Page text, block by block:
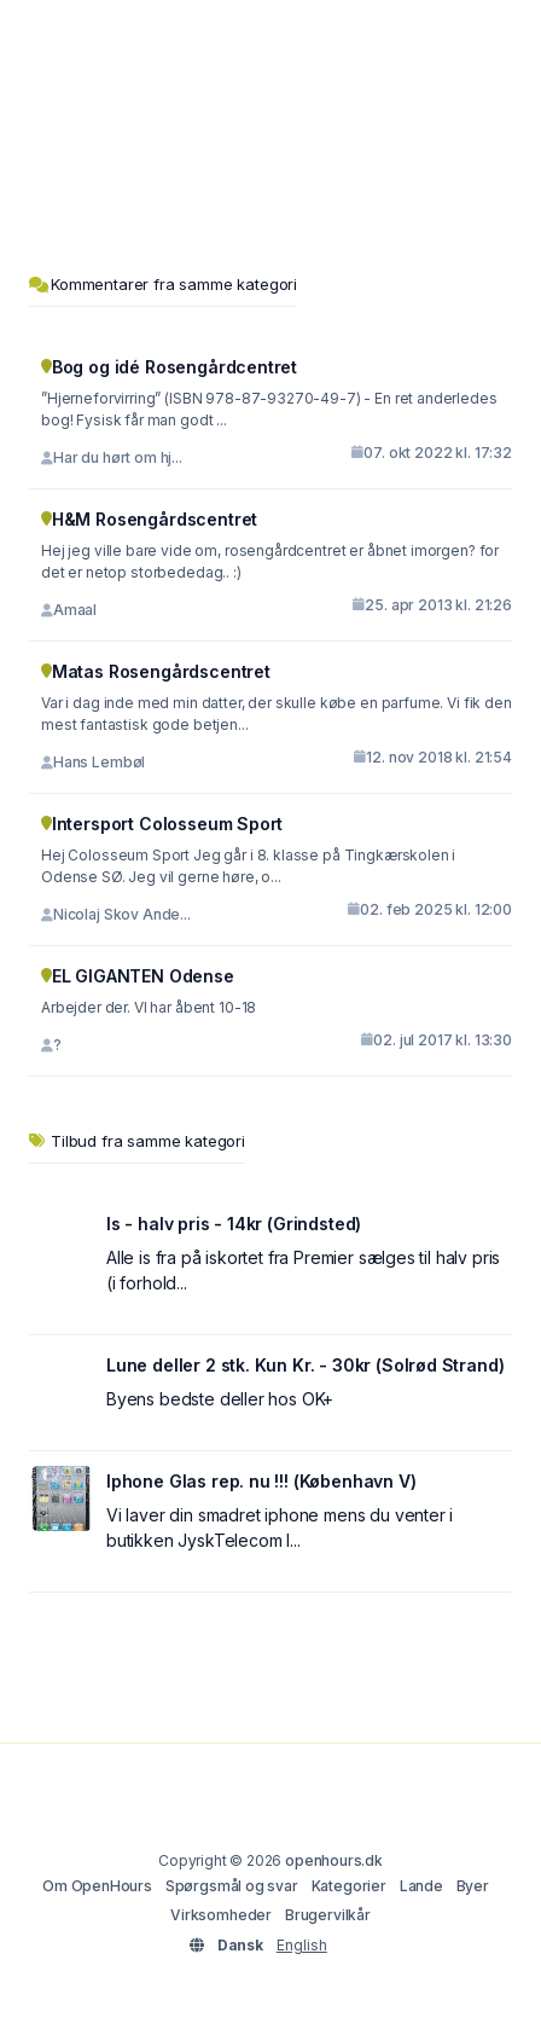
Kommentarer fra samme kategori
Bog og idé Rosengårdcentret
”Hjerneforvirring” (ISBN 978-87-93270-49-7) - En ret anderledes
bog! Fysisk får man godt ...
Har du hørt om hj... 07. okt 2022 kl. 17:32
H&M Rosengårdscentret
Hej jeg ville bare vide om, rosengårdcentret er åbnet imorgen? for
det er netop storbededag.. :)
Amaal 25. apr 2013 kl. 21:26
Matas Rosengårdscentret
Var i dag inde med min datter, der skulle købe en parfume. Vi fik den
mest fantastisk gode betjen...
Hans Lembøl 12. nov 2018 kl. 21:54
Intersport Colosseum Sport
Hej Colosseum Sport Jeg går i 8. klasse på Tingkærskolen i
Odense SØ. Jeg vil gerne høre, o...
Nicolaj Skov Ande... 02. feb 2025 kl. 12:00
EL GIGANTEN Odense
Arbejder der. VI har åbent 10-18
? 02. jul 2017 kl. 13:30
Tilbud fra samme kategori
Is - halv pris - 14kr (Grindsted)
Alle is fra på iskortet fra Premier sælges til halv pris
(i forhold...
Lune deller 2 stk. Kun Kr. - 30kr (Solrød Strand)
Byens bedste deller hos OK+
Iphone Glas rep. nu !!! (København V)
Vi laver din smadret iphone mens du venter i
butikken JyskTelecom I...
Copyright © 2026openhours.dk
Om OpenHours
Spørgsmål og svar Kategorier Lande
Byer
Virksomheder
Brugervilkår
Dansk
English